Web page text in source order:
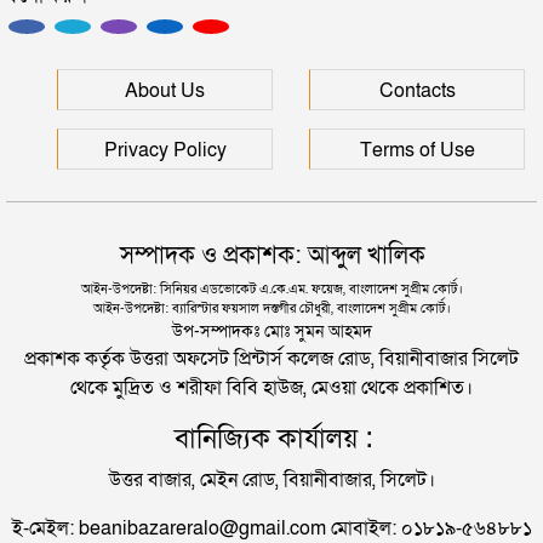
যে কারণে হজে যেতে পারবেন না ৯০ হাজার পাকিস্তানি
প্রবাসীদের দেখে রাখার অনুরোধ ও জ্বালানি চেয়েছেন
প্রধানমন্ত্রী
রাজধানীর মাদারটেক থেকে তরুণীর খণ্ডিত মাথা ও দুই হাত
উদ্ধার
দিল্লিতে শেখ হাসিনার বক্তব্য দেওয়া নিয়ে পররাষ্ট্র
মন্ত্রণালয়ের ক্ষোভ
সিলেটের সাবেক মন্ত্রী-এমপিরা কে কোথায়?
জুলাই আন্দোলন ছাত্র-জনতার বীরত্বের স্মারকস্তম্ভ:
বিয়ানীবাজারের ইউএনও
About Us Contacts
Privacy Policy Terms of Use
সম্পাদক ও প্রকাশক: আব্দুল খালিক
আইন-উপদেষ্টা: সিনিয়র এডভোকেট এ.কে.এম. ফয়েজ, বাংলাদেশ সুপ্রীম কোর্ট।
আইন-উপদেষ্টা: ব্যারিস্টার ফয়সাল দস্তগীর চৌধুরী, বাংলাদেশ সুপ্রীম কোর্ট।
উপ-সম্পাদকঃ মোঃ সুমন আহমদ
প্রকাশক কর্তৃক উত্তরা অফসেট প্রিন্টার্স কলেজ রোড, বিয়ানীবাজার সিলেট
থেকে মুদ্রিত ও শরীফা বিবি হাউজ, মেওয়া থেকে প্রকাশিত।
বানিজ্যিক কার্যালয় :
উত্তর বাজার, মেইন রোড, বিয়ানীবাজার, সিলেট।
ই-মেইল: beanibazareralo@gmail.com মোবাইল: ০১৮১৯-৫৬৪৮৮১